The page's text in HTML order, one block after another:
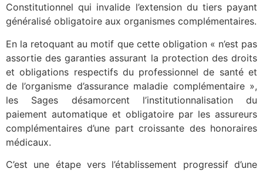
Constitutionnel qui invalide l’extension du tiers payant
généralisé obligatoire aux organismes complémentaires.
En la retoquant au motif que cette obligation « n’est pas
assortie des garanties assurant la protection des droits
et obligations respectifs du professionnel de santé et
de l’organisme d’assurance maladie complémentaire »,
les Sages désamorcent l’institutionnalisation du
paiement automatique et obligatoire par les assureurs
complémentaires d’une part croissante des honoraires
médicaux.
C’est une étape vers l’établissement progressif d’une